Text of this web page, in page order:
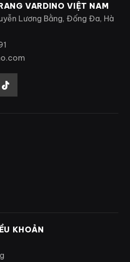
VARDINO VIỆT NAM
Lương Bằng, Đống Đa, Hà
KHOẢN